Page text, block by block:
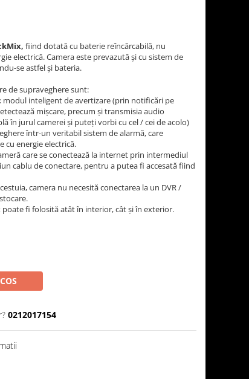
fiind dotată cu baterie reîncărcabilă, nu
electrică. Camera este prevazută și cu sistem de
se astfel și bateria.
de supraveghere sunt:
modul inteligent de avertizare (prin notificări pe
mișcare, precum și transmisia audio
în jurul camerei și puteți vorbi cu cel / cei de acolo)
într-un veritabil sistem de alarmă, care
cu energie electrică.
care se conectează la internet prin intermediul
cablu de conectare, pentru a putea fi accesată fiind
camera nu necesită conectarea la un DVR /
fi folosită atât în interior, cât și în exterior.
0212017154